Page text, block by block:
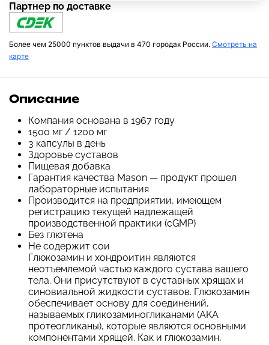
Партнер по доставке
Более чем 25000 пунктов выдачи в 470 городах России. Смотреть на
карте
Описание
Компания основана в 1967 году
1500 мг / 1200 мг
3 капсулы в день
Здоровье суставов
Пищевая добавка
Гарантия качества Mason — продукт прошел
лабораторные испытания
Производится на предприятии, имеющем
регистрацию текущей надлежащей
производственной практики (cGMP)
Без глютена
Не содержит сои
Глюкозамин и хондроитин являются
неотъемлемой частью каждого сустава вашего
тела. Они присутствуют в суставных хрящах и
синовиальной жидкости суставов. Глюкозамин
обеспечивает основу для соединений,
называемых гликозаминогликанами (AKA
протеогликаны), которые являются основными
компонентами хрящей. Как и глюкозамин,